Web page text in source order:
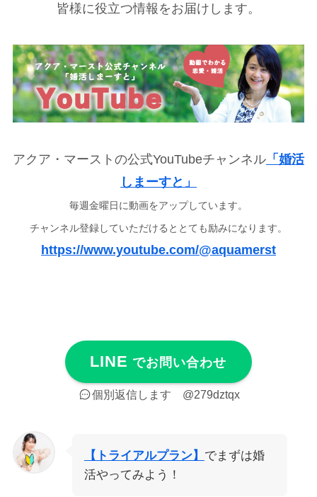
皆様に役立つ情報をお届けします。
アクア・マーストの公式YouTubeチャンネル 「婚活
しまーすと」
毎週金曜日に動画をアップしています。
チャンネル登録していただけるととても励みになります。
https://www.youtube.com/@aquamerst
LINE でお問い合わせ
個別返信します @279dztqx
【トライアルプラン】 でまずは婚
活やってみよう！